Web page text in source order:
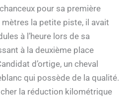
pour sa première
la petite piste, il avait
à l’heure lors de sa
à la deuxième place
d’ortige, un cheval
qui possède de la qualité.
la réduction kilométrique